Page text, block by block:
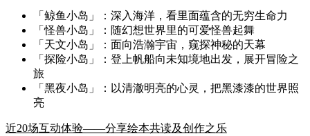
「鲸鱼小岛」：深入海洋，看里面蕴含的无穷生命力
「怪兽小岛」：随幻想世界里的可爱怪兽起舞
「天文小岛」：面向浩瀚宇宙，窥探神秘的天幕
「探险小岛」：登上帆船向未知境地出发，展开冒险之
旅
「黑夜小岛」：以清澈明亮的心灵，把黑漆漆的世界照
亮
近20场互动体验——分享绘本共读及创作之乐